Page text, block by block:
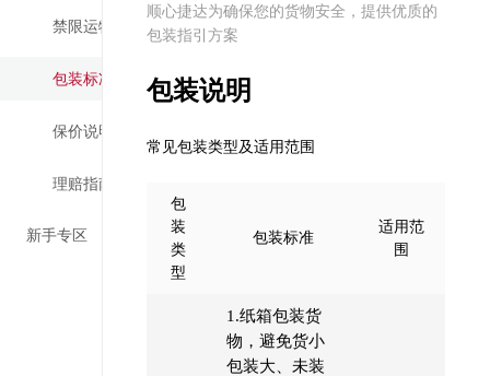
禁限运物品
包装标准
保价说明
理赔指南
新手专区
顺心捷达为确保您的货物安全，提供优质的
包装指引方案
包装说明
常见包装类型及适用范围
包
装
类
型
包装标准
适用范
围
1.纸箱包装货
物，避免货小
包装大、未装